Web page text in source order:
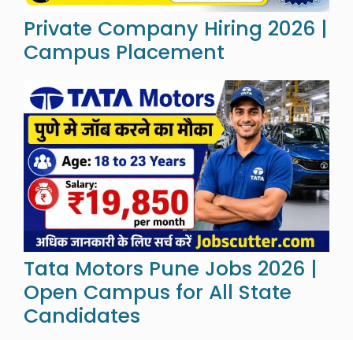
Private Company Hiring 2026 |
Campus Placement
Tata Motors Pune Jobs 2026 |
Open Campus for All State
Candidates